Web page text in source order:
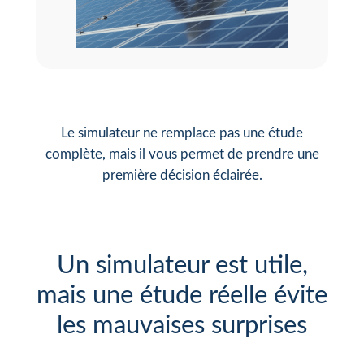
Le simulateur ne remplace pas une étude
complète, mais il vous permet de prendre une
première décision éclairée.
Un simulateur est utile,
mais une étude réelle évite
les mauvaises surprises